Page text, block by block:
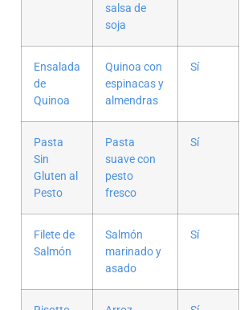
salsa de
soja
Ensalada
de
Quinoa
Quinoa con
espinacas y
almendras
Sí
Pasta
Sin
Gluten al
Pesto
Pasta
suave con
pesto
fresco
Sí
Filete de
Salmón
Salmón
marinado y
asado
Sí